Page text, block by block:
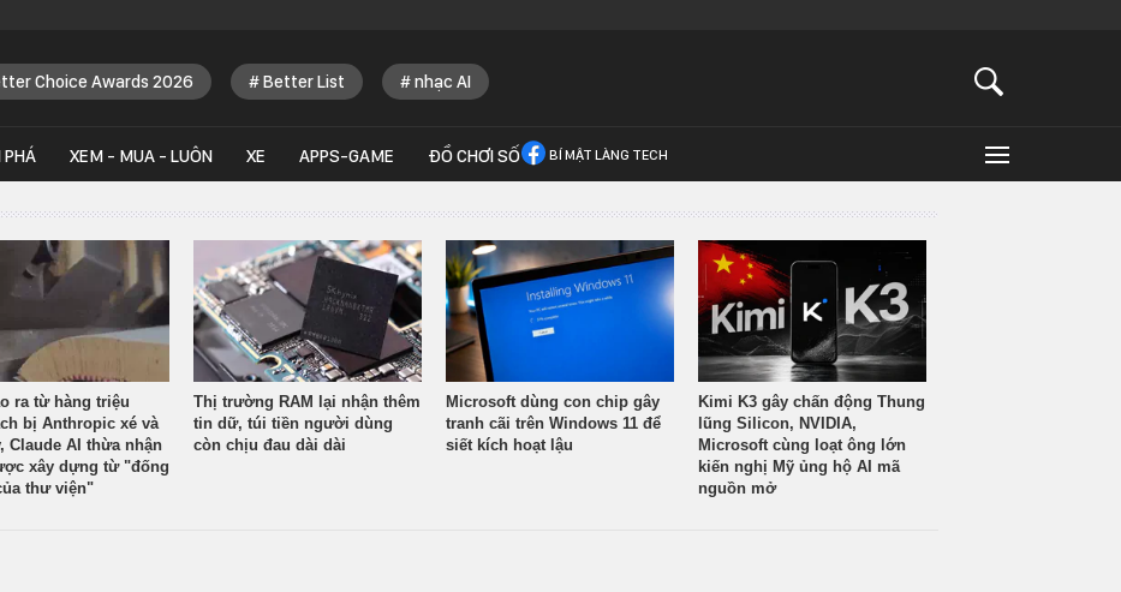
Choice Awards 2026 Better List nhạc AI
PHÁ XEM - MUA - LUÔN XE APPS-GAME ĐỒ CHƠI SỐ BÍ MẬT LÀNG TECH
ra từ hàng triệu
bị Anthropic xé và
Claude AI thừa nhận
xây dựng từ "đống
thư viện"
Thị trường RAM lại nhận thêm
tin dữ, túi tiền người dùng
còn chịu đau dài dài
Microsoft dùng con chip gây
tranh cãi trên Windows 11 để
siết kích hoạt lậu
Kimi K3 gây chấn động Thung
lũng Silicon, NVIDIA,
Microsoft cùng loạt ông lớn
kiến nghị Mỹ ủng hộ AI mã
nguồn mở